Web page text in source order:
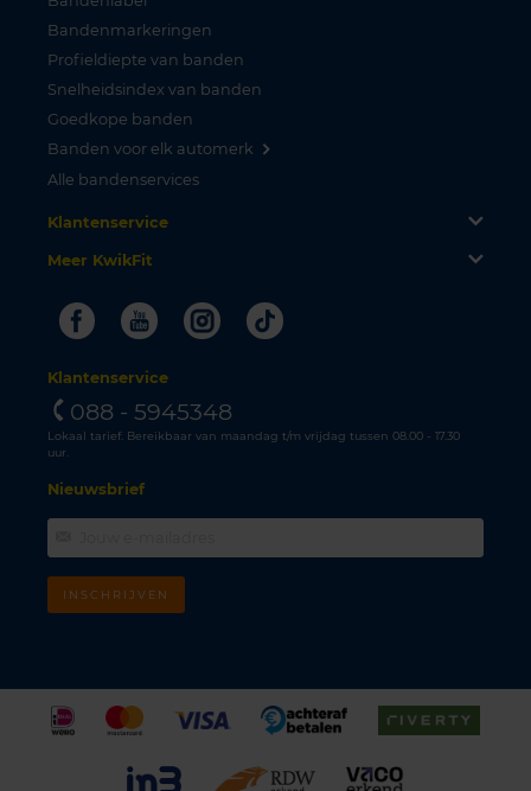
Bandenmarkeringen
Profieldiepte van banden
Snelheidsindex van banden
Goedkope banden
Banden voor elk automerk
Alle bandenservices
Klantenservice
Meer KwikFit
FacebookYoutubeInstagram
Tiktok
Klantenservice
088 - 5945348
Lokaal tarief. Bereikbaar van maandag t/m vrijdag tussen 08.00 - 17.30
uur.
Nieuwsbrief
INSCHRIJVEN